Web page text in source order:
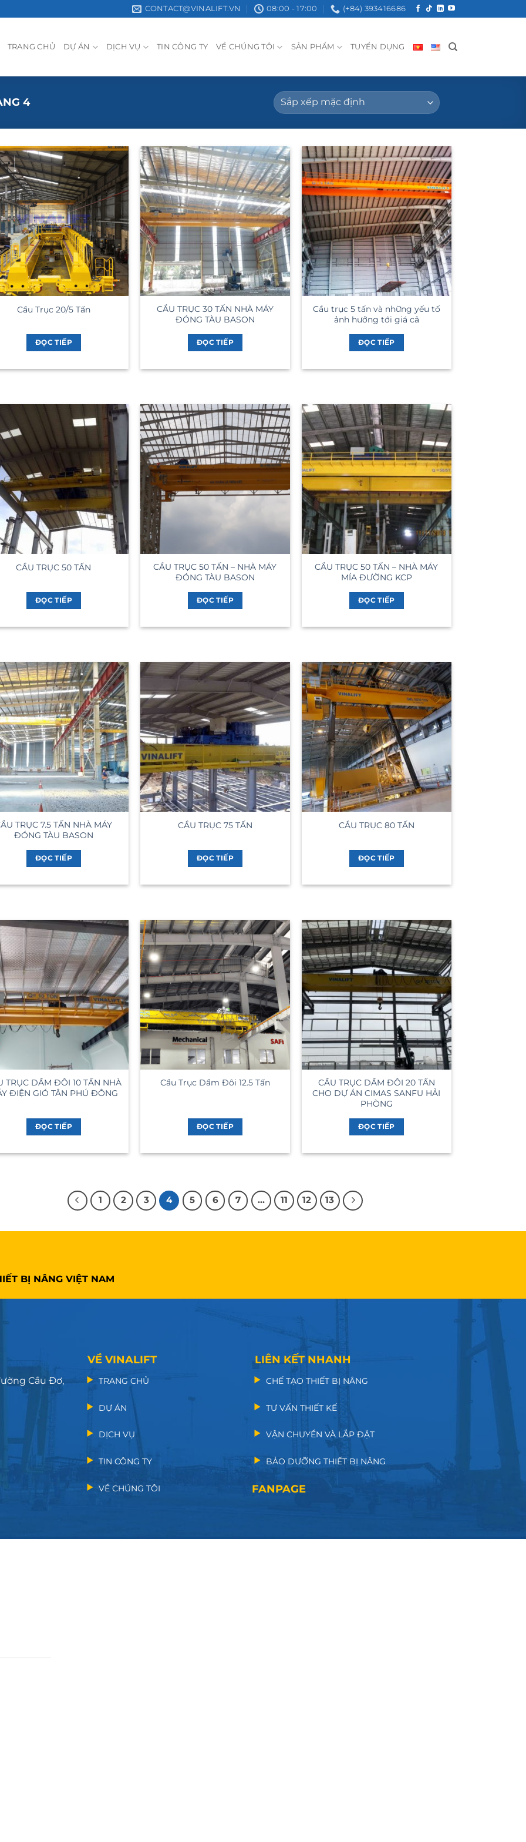
CONTACT@VINALIFT.VN 08:00 - 17:00 (+84) 393416686
TRANG CHỦ DỰ ÁN DỊCH VỤ TIN CÔNG TY VỀ CHÚNG TÔI SẢN PHẨM TUYỂN DỤNG
4
Cầu Trục 20/5 Tấn
ĐỌC TIẾP
CẦU TRỤC 30 TẤN NHÀ MÁY
ĐÓNG TÀU BASON
ĐỌC TIẾP
Cầu trục 5 tấn và những yếu tố
ảnh hưởng tới giá cả
ĐỌC TIẾP
CẦU TRỤC 50 TẤN
ĐỌC TIẾP
CẦU TRỤC 50 TẤN – NHÀ MÁY
ĐÓNG TÀU BASON
ĐỌC TIẾP
CẦU TRỤC 50 TẤN – NHÀ MÁY
MÍA ĐƯỜNG KCP
ĐỌC TIẾP
TRỤC 7.5 TẤN NHÀ MÁY
ĐÓNG TÀU BASON
ĐỌC TIẾP
CẦU TRỤC 75 TẤN
ĐỌC TIẾP
CẦU TRỤC 80 TẤN
ĐỌC TIẾP
TRỤC DẦM ĐÔI 10 TẤN NHÀ
ĐIỆN GIÓ TÂN PHÚ ĐÔNG
ĐỌC TIẾP
Cầu Trục Dầm Đôi 12.5 Tấn
ĐỌC TIẾP
CẦU TRỤC DẦM ĐÔI 20 TẤN
CHO DỰ ÁN CIMAS SANFU HẢI
PHÒNG
ĐỌC TIẾP
1 2 3 4 5 6 7 … 11 12 13
BỊ NÂNG VIỆT NAM
Cầu Đơ,
VỀ VINALIFT
TRANG CHỦ
DỰ ÁN
DỊCH VỤ
TIN CÔNG TY
VỀ CHÚNG TÔI
LIÊN KẾT NHANH
CHẾ TẠO THIẾT BỊ NÂNG
TƯ VẤN THIẾT KẾ
VẬN CHUYỂN VÀ LẮP ĐẶT
BẢO DƯỠNG THIẾT BỊ NÂNG
FANPAGE